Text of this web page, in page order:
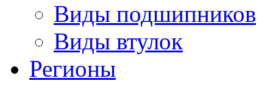
Виды подшипников
Виды втулок
Регионы